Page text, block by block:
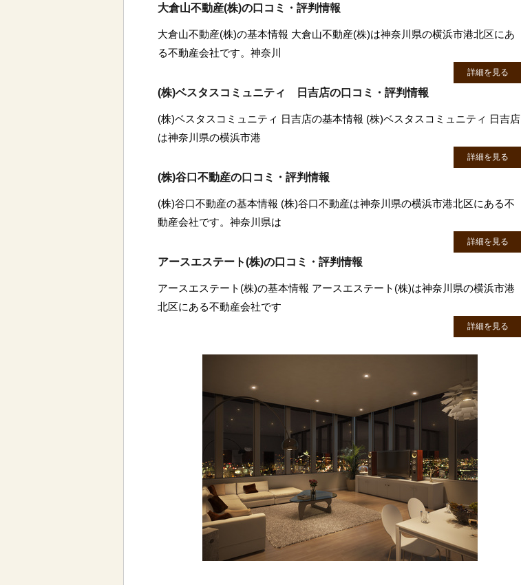
大倉山不動産(株)の口コミ・評判情報
大倉山不動産(株)の基本情報 大倉山不動産(株)は神奈川県の横浜市港北区にあ
る不動産会社です。神奈川
詳細を見る
(株)ベスタスコミュニティ 日吉店の口コミ・評判情報
(株)ベスタスコミュニティ 日吉店の基本情報 (株)ベスタスコミュニティ 日吉店
は神奈川県の横浜市港
詳細を見る
(株)谷口不動産の口コミ・評判情報
(株)谷口不動産の基本情報 (株)谷口不動産は神奈川県の横浜市港北区にある不
動産会社です。神奈川県は
詳細を見る
アースエステート(株)の口コミ・評判情報
アースエステート(株)の基本情報 アースエステート(株)は神奈川県の横浜市港
北区にある不動産会社です
詳細を見る